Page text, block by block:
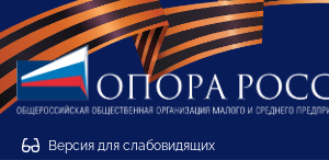
Версия для слабовидящих